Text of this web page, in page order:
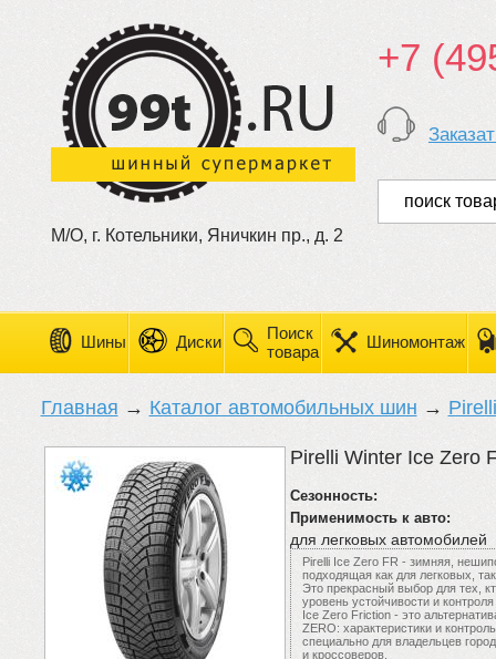
М/О, г. Котельники, Яничкин пр., д. 2
+7
Шины Диски
Поиск
товара
Шиномонтаж
Главная → Каталог автомобильных шин → Pirelli
Pirelli Winter Ice Zero
Сезонность:
Применимость к авто:
для легковых автомобилей
Pirelli Ice Zero FR - зимняя,
подходящая как для легковых,
Это прекрасный выбор для тех,
уровень устойчивости и
Ice Zero Friction - это
ZERO: характеристики и
специально для владельцев
и кроссоверов.